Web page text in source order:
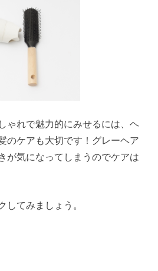
ゃれで魅力的にみせるには、ヘ
のケアも大切です！グレーヘア
が気になってしまうのでケアは
してみましょう。